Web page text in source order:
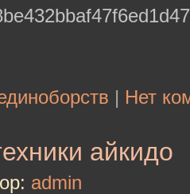
| Нет
айкидо
admin